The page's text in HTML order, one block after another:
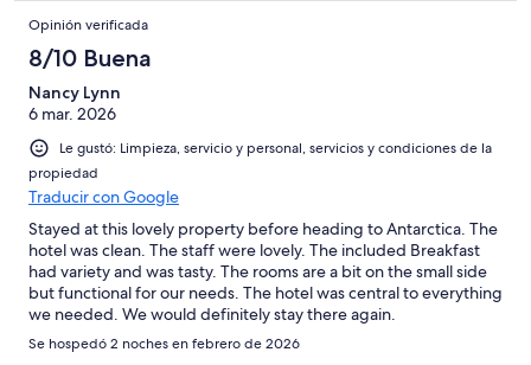
Opinión verificada
8/10 Buena
Nancy Lynn
6 mar. 2026
Le gustó: Limpieza, servicio y personal, servicios y condiciones de la
propiedad
Traducir con Google
Stayed at this lovely property before heading to Antarctica. The
hotel was clean. The staff were lovely. The included Breakfast
had variety and was tasty. The rooms are a bit on the small side
but functional for our needs. The hotel was central to everything
we needed. We would definitely stay there again.
Se hospedó 2 noches en febrero de 2026